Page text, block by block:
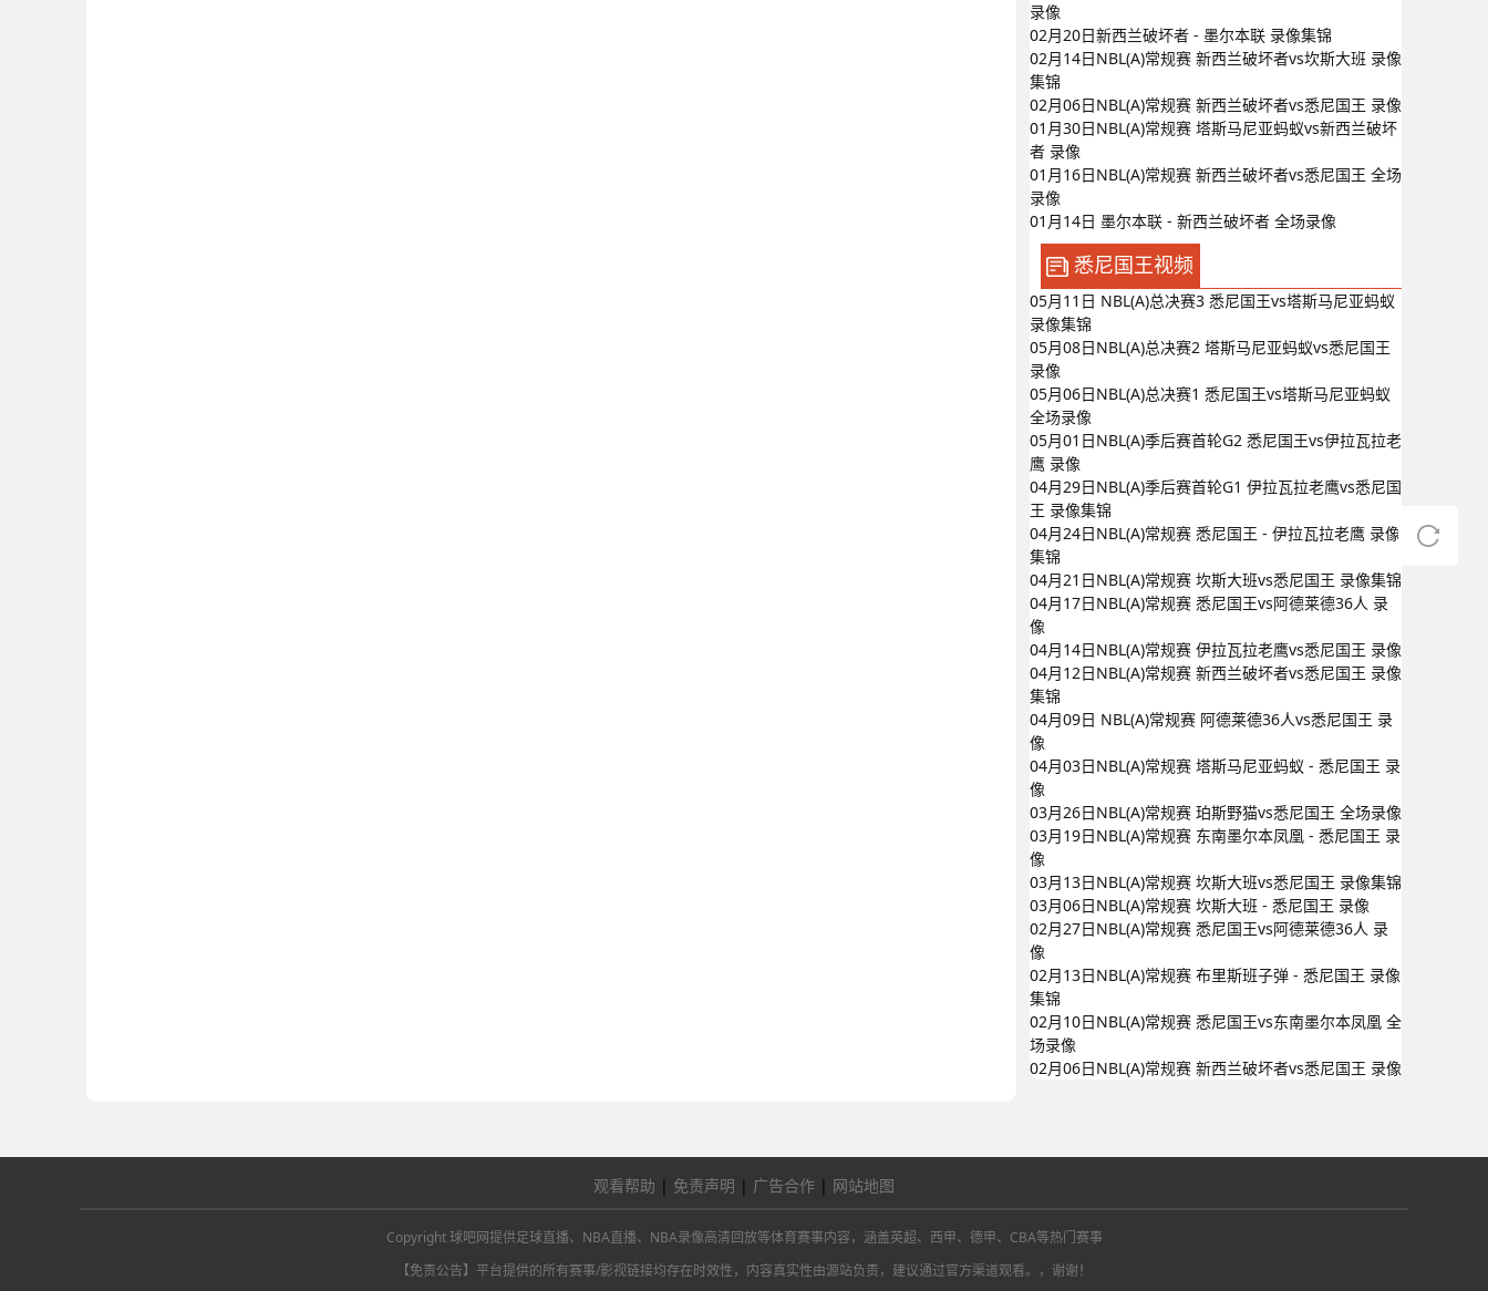
录像
02月20日新西兰破坏者 - 墨尔本联 录像集锦
02月14日NBL(A)常规赛 新西兰破坏者vs坎斯大班 录像
集锦
02月06日NBL(A)常规赛 新西兰破坏者vs悉尼国王 录像
01月30日NBL(A)常规赛 塔斯马尼亚蚂蚁vs新西兰破坏
者 录像
01月16日NBL(A)常规赛 新西兰破坏者vs悉尼国王 全场
录像
01月14日 墨尔本联 - 新西兰破坏者 全场录像
悉尼国王视频
05月11日 NBL(A)总决赛3 悉尼国王vs塔斯马尼亚蚂蚁
录像集锦
05月08日NBL(A)总决赛2 塔斯马尼亚蚂蚁vs悉尼国王
录像
05月06日NBL(A)总决赛1 悉尼国王vs塔斯马尼亚蚂蚁
全场录像
05月01日NBL(A)季后赛首轮G2 悉尼国王vs伊拉瓦拉老
鹰 录像
04月29日NBL(A)季后赛首轮G1 伊拉瓦拉老鹰vs悉尼国
王 录像集锦
04月24日NBL(A)常规赛 悉尼国王 - 伊拉瓦拉老鹰 录像
集锦
04月21日NBL(A)常规赛 坎斯大班vs悉尼国王 录像集锦
04月17日NBL(A)常规赛 悉尼国王vs阿德莱德36人 录
像
04月14日NBL(A)常规赛 伊拉瓦拉老鹰vs悉尼国王 录像
04月12日NBL(A)常规赛 新西兰破坏者vs悉尼国王 录像
集锦
04月09日 NBL(A)常规赛 阿德莱德36人vs悉尼国王 录
像
04月03日NBL(A)常规赛 塔斯马尼亚蚂蚁 - 悉尼国王 录
像
03月26日NBL(A)常规赛 珀斯野猫vs悉尼国王 全场录像
03月19日NBL(A)常规赛 东南墨尔本凤凰 - 悉尼国王 录
像
03月13日NBL(A)常规赛 坎斯大班vs悉尼国王 录像集锦
03月06日NBL(A)常规赛 坎斯大班 - 悉尼国王 录像
02月27日NBL(A)常规赛 悉尼国王vs阿德莱德36人 录
像
02月13日NBL(A)常规赛 布里斯班子弹 - 悉尼国王 录像
集锦
02月10日NBL(A)常规赛 悉尼国王vs东南墨尔本凤凰 全
场录像
02月06日NBL(A)常规赛 新西兰破坏者vs悉尼国王 录像
观看帮助 | 免责声明 | 广告合作 | 网站地图
Copyright 球吧网提供足球直播、NBA直播、NBA录像高清回放等体育赛事内容，涵盖英超、西甲、德甲、CBA等热门赛事
【免责公告】平台提供的所有赛事/影视链接均存在时效性，内容真实性由源站负责，建议通过官方渠道观看。，谢谢！